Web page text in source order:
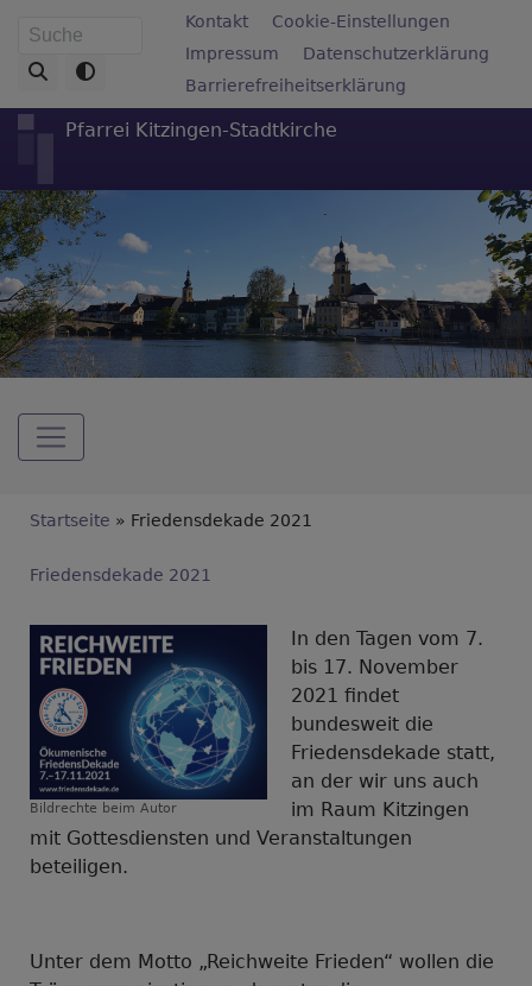
zum
Inhalt
Suche Fußbereichsmenü
Kontakt
Cookie-Einstellungen
Impressum
Datenschutzerklärung
Barrierefreiheitserklärung
Pfarrei Kitzingen-Stadtkirche
Hauptnavigation
Breadcrumb
Startseite Friedensdekade 2021
Friedensdekade 2021
Bildrechte beim Autor
In den Tagen vom 7.
bis 17. November
2021 findet
bundesweit die
Friedensdekade statt,
an der wir uns auch
im Raum Kitzingen
mit Gottesdiensten und Veranstaltungen
beteiligen.
Unter dem Motto „Reichweite Frieden“ wollen die